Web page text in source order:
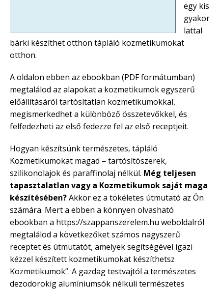
egy kis
gyakor
lattal
bárki készíthet otthon tápláló kozmetikumokat
otthon.
A oldalon ebben az ebookban (PDF formátumban)
megtalálod az alapokat a kozmetikumok egyszerű
előállításáról tartósítatlan kozmetikumokkal,
megismerkedhet a különböző összetevőkkel, és
felfedezheti az első fedezze fel az első receptjeit.
Hogyan készítsünk természetes, tápláló
Kozmetikumokat magad – tartósítószerek,
szilikonolajok és paraffinolaj nélkül. Még teljesen
tapasztalatlan vagy a Kozmetikumok saját maga
készítésében?Akkor ez a tökéletes útmutató az Ön
számára. Mert a ebben a könnyen olvasható
ebookban a https://szappanszerelem.hu weboldalról
megtalálod a következőket számos nagyszerű
receptet és útmutatót, amelyek segítségével igazi
kézzel készített kozmetikumokat készíthetsz
Kozmetikumok”. A gazdag testvajtól a természetes
dezodorokig alumíniumsók nélküli természetes